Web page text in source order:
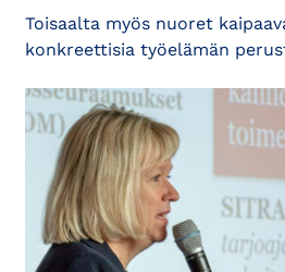
Toisaalta myös nuoret
konkreettisia työelämän